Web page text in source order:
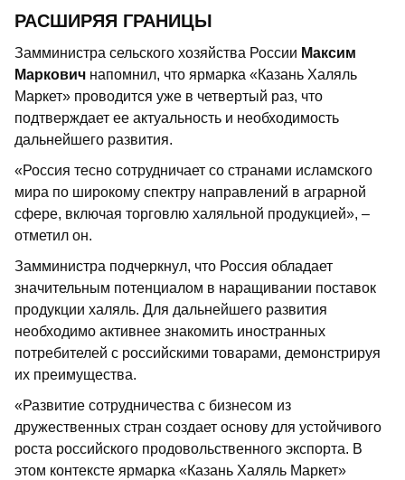
РАСШИРЯЯ ГРАНИЦЫ
Замминистра сельского хозяйства России Максим
Маркович напомнил, что ярмарка «Казань Халяль
Маркет» проводится уже в четвертый раз, что
подтверждает ее актуальность и необходимость
дальнейшего развития.
«Россия тесно сотрудничает со странами исламского
мира по широкому спектру направлений в аграрной
сфере, включая торговлю халяльной продукцией», –
отметил он.
Замминистра подчеркнул, что Россия обладает
значительным потенциалом в наращивании поставок
продукции халяль. Для дальнейшего развития
необходимо активнее знакомить иностранных
потребителей с российскими товарами, демонстрируя
их преимущества.
«Развитие сотрудничества с бизнесом из
дружественных стран создает основу для устойчивого
роста российского продовольственного экспорта. В
этом контексте ярмарка «Казань Халяль Маркет»